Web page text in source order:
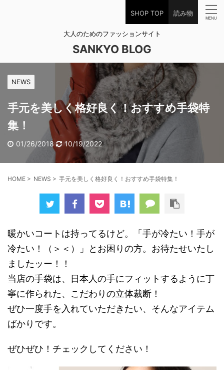
SHOP TOP 読み物
大人のためのファッションサイト
SANKYO BLOG
NEWS
手元を美しく格好良く！おすすめ手袋特
集！
01/26/2018 10/19/2022
HOME > NEWS > 手元を美しく格好良く！おすすめ手袋特集！
暖かいコートは持ってるけど。「手が冷たい！手が
冷たい！（＞＜）」とお困りの方。お待たせいたし
ましたッー！！
当店の手袋は、日本人の手にフィットするように丁
寧に作られた、こだわりの立体裁断！
ぜひ一度手を入れていただきたい、そんなアイテム
ばかりです。
ぜひぜひ！チェックしてください！